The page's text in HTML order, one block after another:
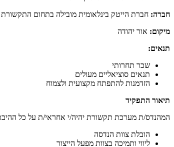
חברה: חברת הייטק בינלאומית מובילה בתחום התקשורת
מיקום: אור יהודה
תנאים:
שכר תחרותי
תנאים סוציאליים מעולים
הזדמנות להתפתח מקצועית ולצמוח
תיאור התפקיד
המהנדס/ת מערכת תקשורת יהיה/י אחראי/ת על כל
הובלת צוות הנדסה
ליווי ותמיכה בצוות מפעל הייצור